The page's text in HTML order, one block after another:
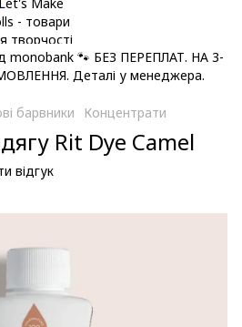
🐾 БЕЗ ПЕРЕПЛАТ. НА 3-
Деталі у менеджера.
барвники Концентрати
Rit Dye Camel
відгук